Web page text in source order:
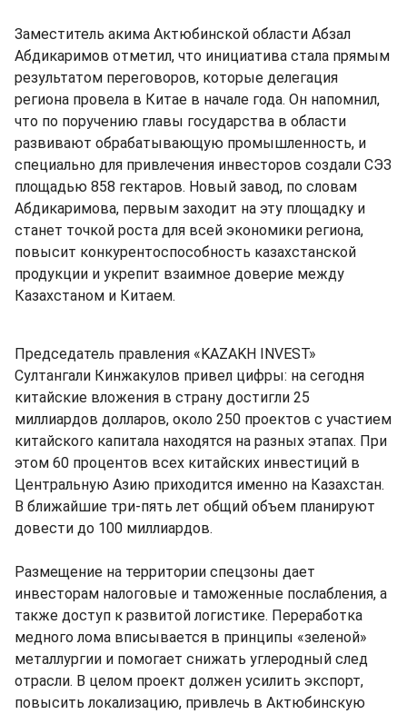
Заместитель акима Актюбинской области Абзал
Абдикаримов отметил, что инициатива стала прямым
результатом переговоров, которые делегация
региона провела в Китае в начале года. Он напомнил,
что по поручению главы государства в области
развивают обрабатывающую промышленность, и
специально для привлечения инвесторов создали СЭЗ
площадью 858 гектаров. Новый завод, по словам
Абдикаримова, первым заходит на эту площадку и
станет точкой роста для всей экономики региона,
повысит конкурентоспособность казахстанской
продукции и укрепит взаимное доверие между
Казахстаном и Китаем.
Председатель правления «KAZAKH INVEST»
Султангали Кинжакулов привел цифры: на сегодня
китайские вложения в страну достигли 25
миллиардов долларов, около 250 проектов с участием
китайского капитала находятся на разных этапах. При
этом 60 процентов всех китайских инвестиций в
Центральную Азию приходится именно на Казахстан.
В ближайшие три-пять лет общий объем планируют
довести до 100 миллиардов.
Размещение на территории спецзоны дает
инвесторам налоговые и таможенные послабления, а
также доступ к развитой логистике. Переработка
медного лома вписывается в принципы «зеленой»
металлургии и помогает снижать углеродный след
отрасли. В целом проект должен усилить экспорт,
повысить локализацию, привлечь в Актюбинскую